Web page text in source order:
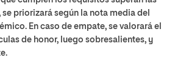
priorizará según la nota media del
En caso de empate, se valorará el
de honor, luego sobresalientes, y